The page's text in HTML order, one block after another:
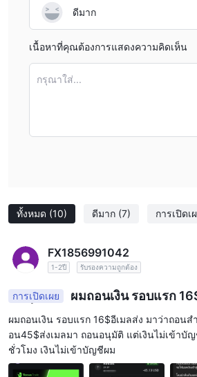
การฝากและถอนเงิน
ผ่านทาง:
(MYR/IDR/THB/VND), และ
Versus Trade เสนอโบนัสฝากเงิน 100% (สู
นการซื้อขายเป็นสองเท่าทันทีสำหรับบัญชีทุก
เทรดเดอร์เปิดตำแหน่งที่ใหญ่ขึ้นด้วยเงินทุนเ
การใช้งาน 60 วัน และจะลดลงตามสัดส่วนหา
ส่วนออก
ฝ่ายสนับสนุนลูกค้า
บริการลูกค้าพร้อมให้บริการ24/7
✅อีเมล: support@versus.trade
✅โซเชียลมีเดียอินสตาแกรม, เฟซบุ๊ก เมสเซ
แม้ว่าแพลตฟอร์มยังไม่มีฐานความรู้หรือศูนย์
แต่คำถามส่วนใหญ่ของผู้ใช้จะได้รับการจัดกา
แชทหรืออีเมล
ทั้งหมด (10) ดีมาก (7) การเปิดเ
FX1856991042
1-2ปี รับรองความถูกต้อง
การเปิดเผย
ผมถอนเงิน รอบแรก
สำเร็จเงินก้อเข้า พอรอบ2ถอน45$
แต่เงินไม่เข้าบัญชี ยังจะให่ผมรออี
ม่เข้าบัญชีผม
ผมถอนเงิน รอบแรก 16$อีเมลส่ง มาว่าถอนส
อน45$ส่งเมลมา ถอนอนุมัติ แต่เงินไม่เข้าบั
ชั่วโมง เงินไม่เข้าบัญชีผม
ดีมาก
เนื้อหาที่คุณต้องการแสดงความคิดเห็น
กรุณาใส่...